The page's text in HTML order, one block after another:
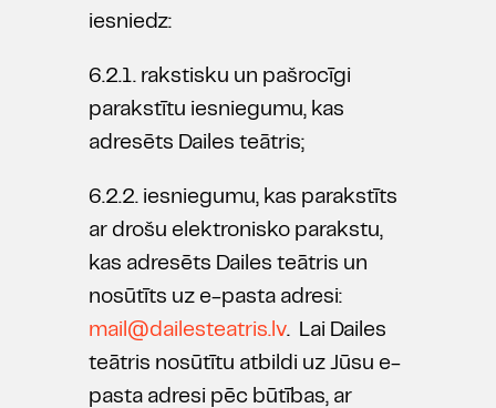
iesniedz:
6.2.1. rakstisku un pašrocīgi
parakstītu iesniegumu, kas
adresēts Dailes teātris;
6.2.2. iesniegumu, kas parakstīts
ar drošu elektronisko parakstu,
kas adresēts Dailes teātris un
nosūtīts uz e-pasta adresi:
mail@dailesteatris.lv. Lai Dailes
teātris nosūtītu atbildi uz Jūsu e-
pasta adresi pēc būtības, ar